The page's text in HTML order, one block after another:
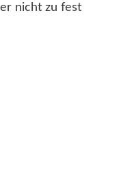
nicht zu fest